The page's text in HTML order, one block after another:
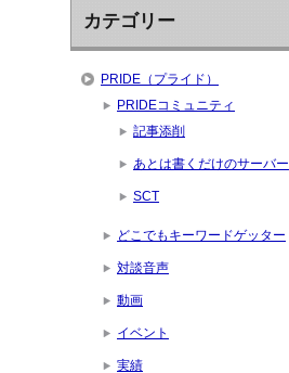
カテゴリー
PRIDE（プライド）
PRIDEコミュニティ
記事添削
あとは書くだけのサーバー
SCT
どこでもキーワードゲッター
対談音声
動画
イベント
実績